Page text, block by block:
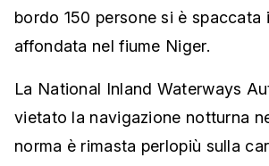
bordo 150 persone si è spaccata
affondata nel fiume Niger.
La National Inland Waterways
vietato la navigazione notturna
norma è rimasta perlopiù sulla